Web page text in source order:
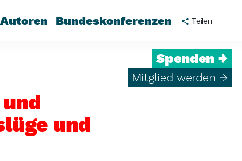
Autoren Bundeskonferenzen Teilen
Spenden →
Mitglied werden →
und